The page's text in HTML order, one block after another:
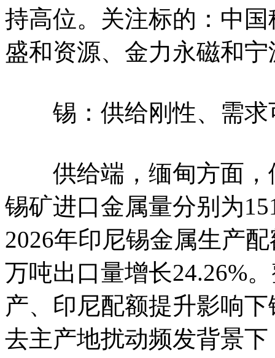
持高位。关注标的：中
盛和资源、金力永磁和
锡：供给刚性、需求
供给端，缅甸方面，
锡矿进口金属量分别为
2026年印尼锡金属生产
万吨出口量增长24.26%
产、印尼配额提升影响
去主产地扰动频发背景